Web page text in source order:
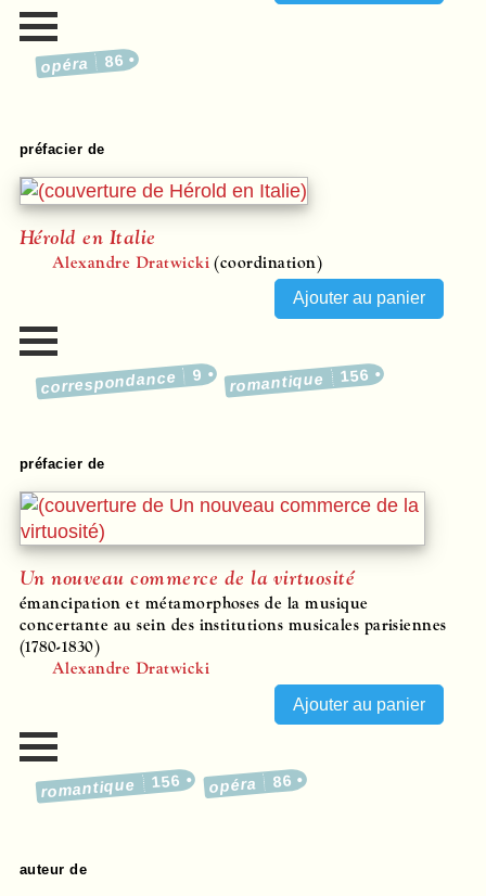
opéra 86
préfacier de
Hérold en Italie
Alexandre Dratwicki (coordination)
correspondance 9 romantique 156
préfacier de
Un nouveau commerce de la virtuosité
émancipation et métamorphoses de la musique
concertante au sein des institutions musicales parisiennes
(1780-1830)
Alexandre Dratwicki
romantique 156 opéra 86
auteur de